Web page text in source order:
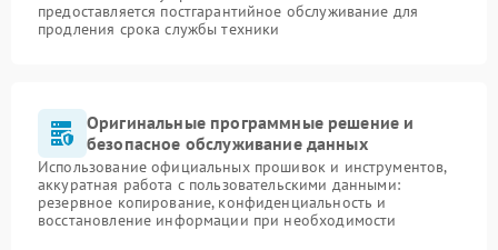
предоставляется постгарантийное обслуживание для
продления срока службы техники
Оригинальные программные решение и
безопасное обслуживание данных
Использование официальных прошивок и инструментов,
аккуратная работа с пользовательскими данными:
резервное копирование, конфиденциальность и
восстановление информации при необходимости